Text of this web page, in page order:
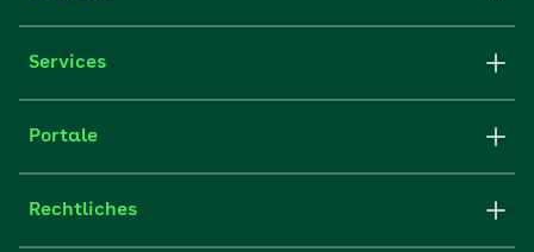
Services
Portale
Rechtliches